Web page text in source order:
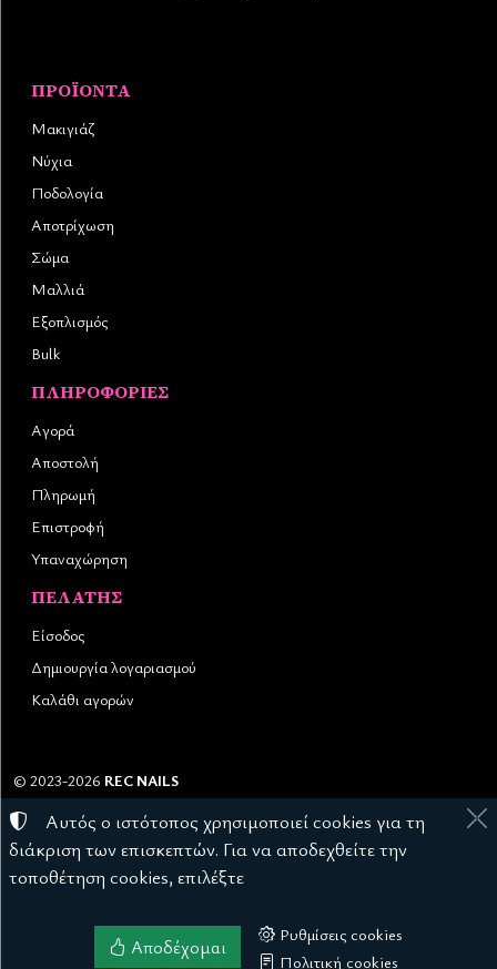
ΠΡΟΪΌΝΤΑ
Μακιγιάζ
Νύχια
Ποδολογία
Αποτρίχωση
Σώμα
Μαλλιά
Εξοπλισμός
Bulk
ΠΛΗΡΟΦΟΡΊΕΣ
Αγορά
Αποστολή
Πληρωμή
Επιστροφή
Υπαναχώρηση
ΠΕΛΆΤΗΣ
Είσοδος
Δημιουργία λογαριασμού
Καλάθι αγορών
© 2023-2026 REC NAILS
Αριθμός ΓΕΜΗ:145976403000
Όροι χρήσης • Πολιτική απορρήτου •Πολιτική cookies
Ρυθμίσεις cookies
TORUS website
Αυτός ο ιστότοπος χρησιμοποιεί cookies για τη
διάκριση των επισκεπτών. Για να αποδεχθείτε την
τοποθέτηση cookies, επιλέξτε
Αποδέχομαι
Ρυθμίσεις cookies
Πολιτική cookies